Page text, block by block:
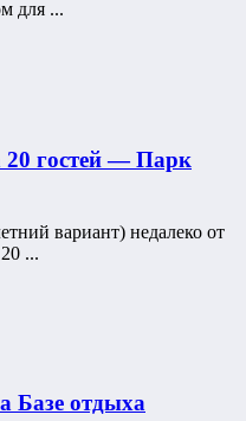
для ...
20 гостей — Парк
вариант) недалеко от
...
Базе отдыха